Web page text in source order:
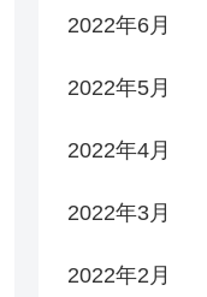
2022年6月
2022年5月
2022年4月
2022年3月
2022年2月